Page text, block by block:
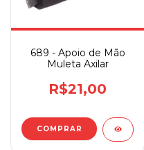
689 - Apoio de Mão
Muleta Axilar
R$21,00